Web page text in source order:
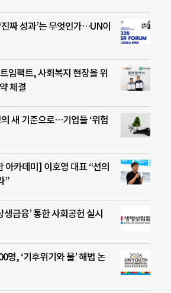
진짜 성과’는 무엇인가…UN이
임팩트, 사회복지 현장을 위
체결
새 기준으로…기업들 ‘위험
아카데미] 이호영 대표 “선의
”
생금융’ 통한 사회공헌 실시
명, ‘기후위기와 물’ 해법 논